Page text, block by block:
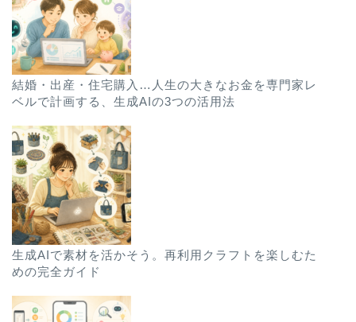
結婚・出産・住宅購入…人生の大きなお金を専門家レ
ベルで計画する、生成AIの3つの活用法
生成AIで素材を活かそう。再利用クラフトを楽しむた
めの完全ガイド